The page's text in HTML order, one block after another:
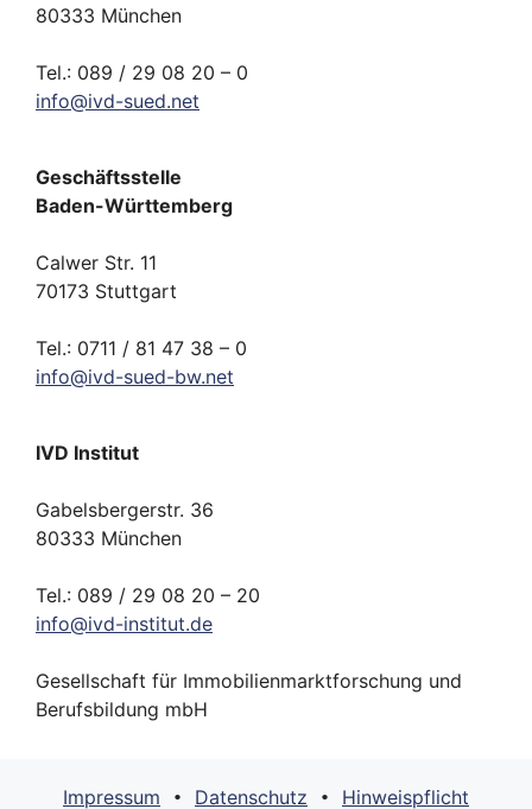
80333 München
Tel.: 089 / 29 08 20 – 0
info@ivd-sued.net
Geschäftsstelle
Baden-Württemberg
Calwer Str. 11
70173 Stuttgart
Tel.: 0711 / 81 47 38 – 0
info@ivd-sued-bw.net
IVD Institut
Gabelsbergerstr. 36
80333 München
Tel.: 089 / 29 08 20 – 20
info@ivd-institut.de
Gesellschaft für Immobilienmarktforschung und
Berufsbildung mbH
Impressum • Datenschutz • Hinweispflicht